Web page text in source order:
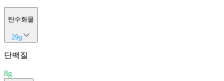
탄수화물
29g
단백질
8g